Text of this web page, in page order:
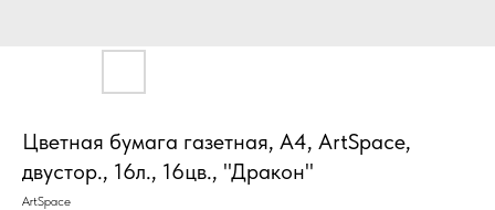
Цветная бумага газетная, А4, ArtSpace,
двустор., 16л., 16цв., "Дракон"
ArtSpace